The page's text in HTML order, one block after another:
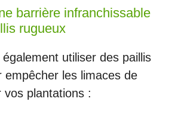
barrière infranchissable
rugueux
utiliser des paillis
empêcher les limaces de
vos plantations :